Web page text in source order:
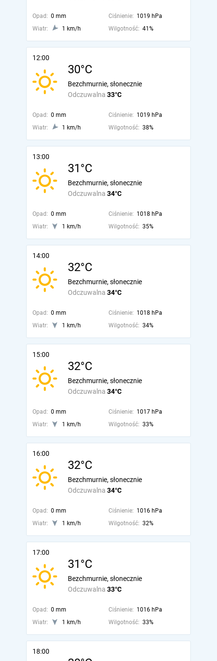
Opad: 0 mm Ciśnienie: 1019 hPa
Wiatr:
1 km/h Wilgotność: 41%
12:00
30°C
Odczuwalna 33°C
Bezchmurnie, słonecznie
Opad: 0 mm Ciśnienie: 1019 hPa
Wiatr:
1 km/h Wilgotność: 38%
13:00
31°C
Odczuwalna 34°C
Bezchmurnie, słonecznie
Opad: 0 mm Ciśnienie: 1018 hPa
Wiatr:
1 km/h Wilgotność: 35%
14:00
32°C
Odczuwalna 34°C
Bezchmurnie, słonecznie
Opad: 0 mm Ciśnienie: 1018 hPa
Wiatr:
1 km/h Wilgotność: 34%
15:00
32°C
Odczuwalna 34°C
Bezchmurnie, słonecznie
Opad: 0 mm Ciśnienie: 1017 hPa
Wiatr:
1 km/h Wilgotność: 33%
16:00
32°C
Odczuwalna 34°C
Bezchmurnie, słonecznie
Opad: 0 mm Ciśnienie: 1016 hPa
Wiatr:
1 km/h Wilgotność: 32%
17:00
31°C
Odczuwalna 33°C
Bezchmurnie, słonecznie
Opad: 0 mm Ciśnienie: 1016 hPa
Wiatr:
1 km/h Wilgotność: 33%
18:00